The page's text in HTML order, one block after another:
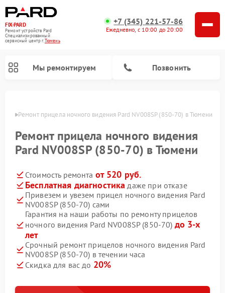
FIX-PARD
Ремонт устройств Pard
Специализированный
cервисный центр г.Тюмень
+7 (345) 221-57-86
Ежедневно, с 10:00 до 20:00
Мы ремонтируем Позвонить
Ремонт прицела ночного видения Pard NV008SP (850-70) в Тюмени
Ремонт прицела ночного видения
Pard NV008SP (850-70) в Тюмени
Стоимость ремонта от 520 руб.
Бесплатная диагностика даже при отказе
Привезем и увезем прицел ночного видения Pard
NV008SP (850-70) сами
Гарантия на наши работы по ремонту прицелов
ночного видения Pard NV008SP (850-70) до 3-х
лет
Срочный ремонт прицелов ночного видения Pard
NV008SP (850-70) в течении часа
Скидка для вас до 20%